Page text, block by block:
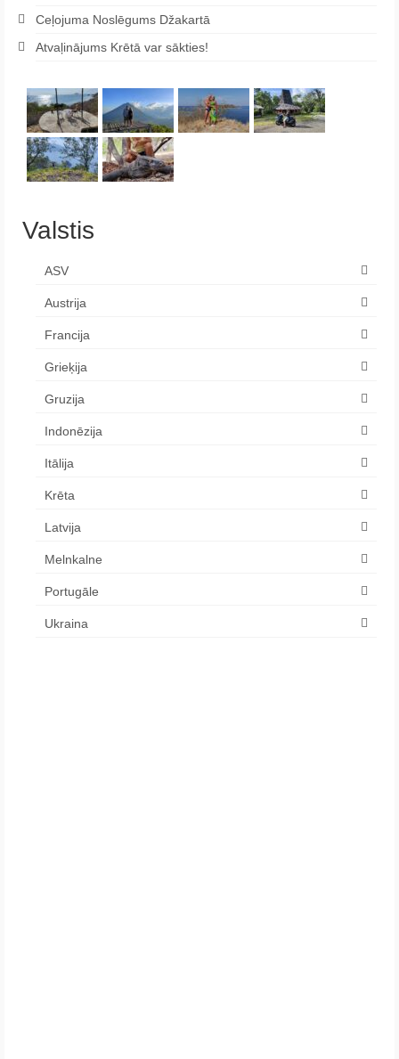
Ceļojuma Noslēgums Džakartā
Atvaļinājums Krētā var sākties!
Valstis
ASV
Austrija
Francija
Grieķija
Gruzija
Indonēzija
Itālija
Krēta
Latvija
Melnkalne
Portugāle
Ukraina